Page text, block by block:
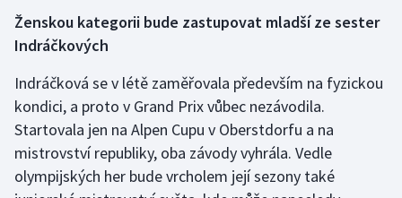
Ženskou kategorii bude zastupovat mladší ze sester
Indráčkových
Indráčková se v létě zaměřovala především na fyzickou
kondici, a proto v Grand Prix vůbec nezávodila.
Startovala jen na Alpen Cupu v Oberstdorfu a na
mistrovství republiky, oba závody vyhrála. Vedle
olympijských her bude vrcholem její sezony také